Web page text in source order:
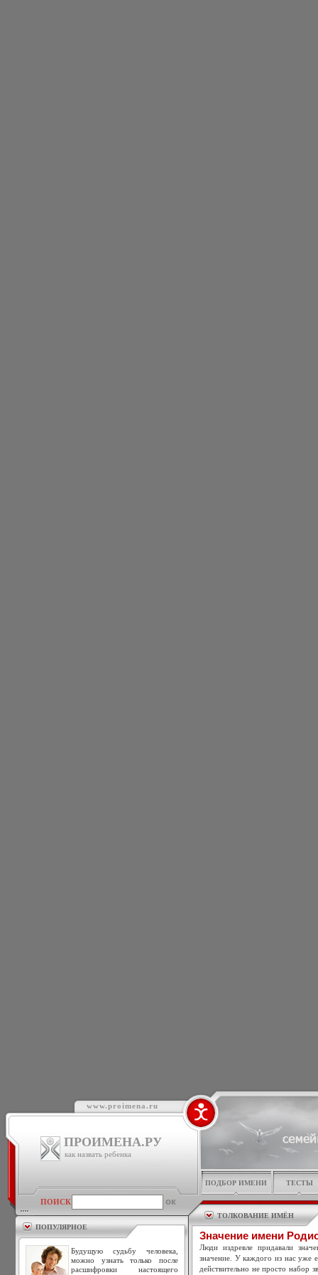
www.proimena.ru
ПРОИМЕНА.РУ
как назвать ребенка
ПОИСК
ПОПУЛЯРНОЕ
Будущую судьбу человека,
можно узнать только после
расшифровки настоящего
ПОДБОР ИМЕНИ ТЕСТЫ
ТОЛКОВАНИЕ ИМЁН
Значение имени
Люди издревле придавали
значение. У каждого из нас уже
действительно не просто набор